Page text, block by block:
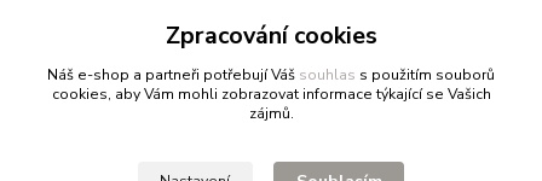
- vše pro fitnessProfitpsa.cz- vše pro psy
Zpracování cookies
Náš e-shop a partneři potřebují Váš souhlas s použitím souborů
cookies, aby Vám mohli zobrazovat informace týkající se Vašich
zájmů.